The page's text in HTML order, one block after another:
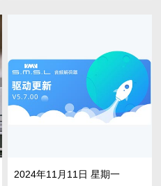
2024年11月11日 星期一